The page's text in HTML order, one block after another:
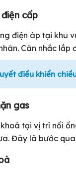
cấp
điện áp tại khu
Cân nhắc lắp
điều khiển
gas
tại vị trí nối
Đây là bước